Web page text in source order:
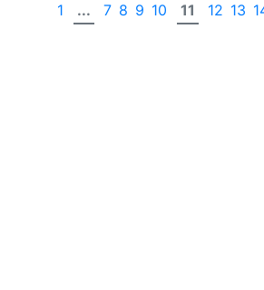
1 ... 7 8 9 10 11 12 13